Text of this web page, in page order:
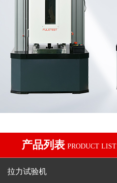
产品列表 PRODUCT LIST
拉力试验机